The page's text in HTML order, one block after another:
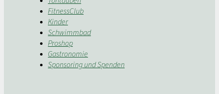
FitnessClub
Kinder
Schwimmbad
Proshop
Gastronomie
Sponsoring und Spenden